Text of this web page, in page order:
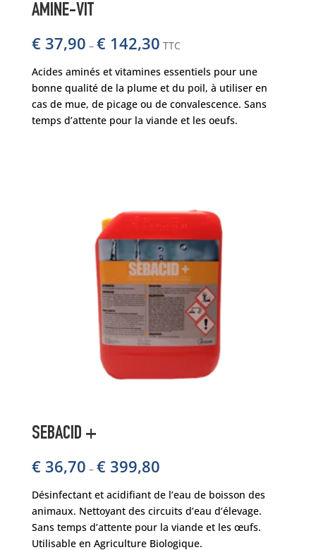
AMINE-VIT
€ 37,90 – € 142,30 TTC
Acides aminés et vitamines essentiels pour une
bonne qualité de la plume et du poil, à utiliser en
cas de mue, de picage ou de convalescence. Sans
temps d’attente pour la viande et les oeufs.
SEBACID +
€ 36,70 – € 399,80
Désinfectant et acidifiant de l’eau de boisson des
animaux. Nettoyant des circuits d’eau d’élevage.
Sans temps d’attente pour la viande et les œufs.
Utilisable en Agriculture Biologique.